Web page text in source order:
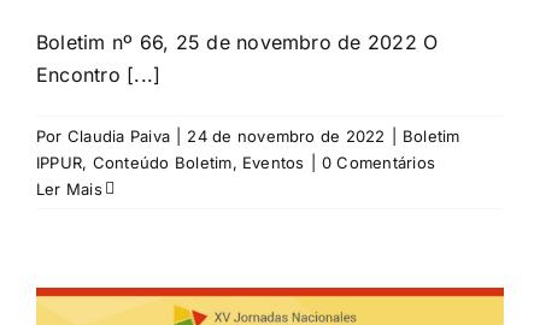
Boletim nº 66, 25 de novembro de 2022 O
Encontro [...]
Por Claudia Paiva 24 de novembro de 2022
Boletim
IPPUR, Conteúdo Boletim, Eventos
0 Comentários
Ler Mais